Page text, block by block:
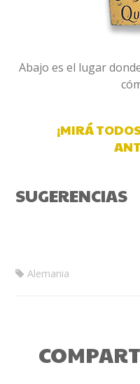
Abajo es el lugar
¡MIRÁ
SUGERENCIAS
Alemania